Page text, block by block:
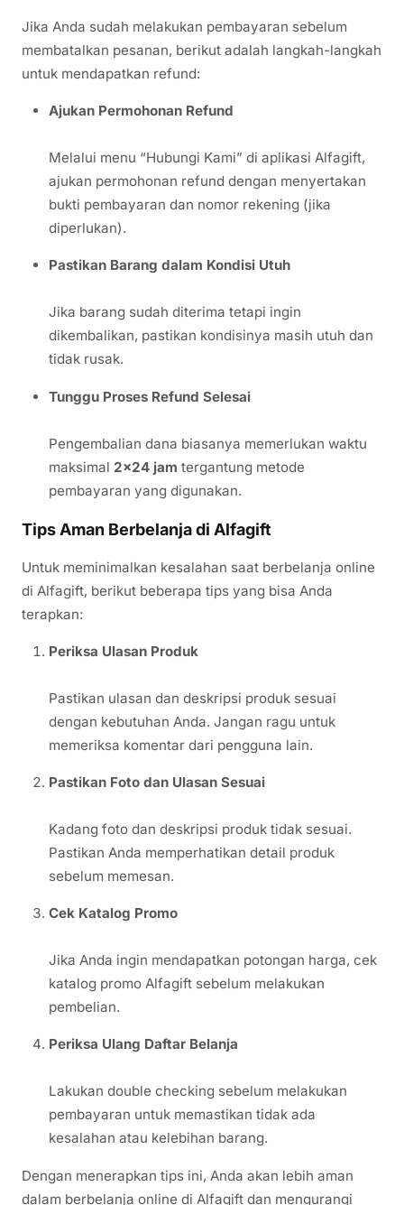
Jika Anda sudah melakukan pembayaran sebelum
membatalkan pesanan, berikut adalah langkah-langkah
untuk mendapatkan refund:
Ajukan Permohonan Refund
Melalui menu “Hubungi Kami” di aplikasi Alfagift,
ajukan permohonan refund dengan menyertakan
bukti pembayaran dan nomor rekening (jika
diperlukan).
Pastikan Barang dalam Kondisi Utuh
Jika barang sudah diterima tetapi ingin
dikembalikan, pastikan kondisinya masih utuh dan
tidak rusak.
Tunggu Proses Refund Selesai
Pengembalian dana biasanya memerlukan waktu
maksimal 2×24 jam tergantung metode
pembayaran yang digunakan.
Tips Aman Berbelanja di Alfagift
Untuk meminimalkan kesalahan saat berbelanja online
di Alfagift, berikut beberapa tips yang bisa Anda
terapkan:
Periksa Ulasan Produk
Pastikan ulasan dan deskripsi produk sesuai
dengan kebutuhan Anda. Jangan ragu untuk
memeriksa komentar dari pengguna lain.
Pastikan Foto dan Ulasan Sesuai
Kadang foto dan deskripsi produk tidak sesuai.
Pastikan Anda memperhatikan detail produk
sebelum memesan.
Cek Katalog Promo
Jika Anda ingin mendapatkan potongan harga, cek
katalog promo Alfagift sebelum melakukan
pembelian.
Periksa Ulang Daftar Belanja
Lakukan double checking sebelum melakukan
pembayaran untuk memastikan tidak ada
kesalahan atau kelebihan barang.
Dengan menerapkan tips ini, Anda akan lebih aman
dalam berbelanja online di Alfagift dan mengurangi